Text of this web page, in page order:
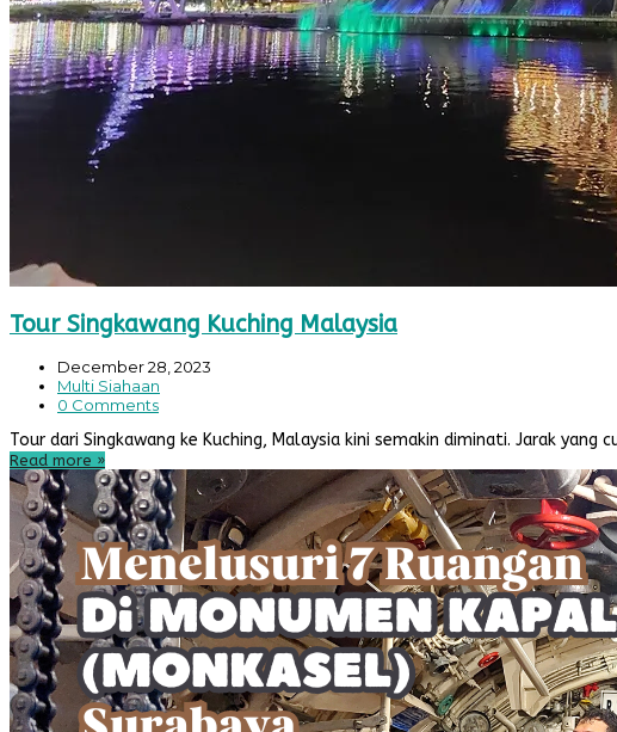
Tour Singkawang Kuching Malaysia
December 28, 2023
Multi Siahaan
0 Comments
Tour dari Singkawang ke Kuching, Malaysia kini semakin diminati. Jarak
Read more »